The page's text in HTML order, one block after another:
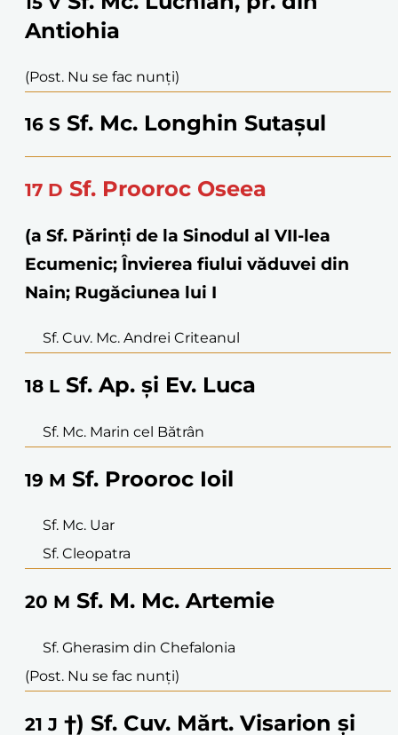
Antiohia
(Post. Nu se fac nunți)
16 S Sf. Mc. Longhin Sutașul
17 D Sf. Prooroc Oseea
(a Sf. Părinţi de la Sinodul al VII-lea
Ecumenic; Învierea fiului văduvei din
Nain; Rugăciunea lui I
Sf. Cuv. Mc. Andrei Criteanul
18 L Sf. Ap. și Ev. Luca
Sf. Mc. Marin cel Bătrân
19 M Sf. Prooroc Ioil
Sf. Mc. Uar
Sf. Cleopatra
20 M Sf. M. Mc. Artemie
Sf. Gherasim din Chefalonia
(Post. Nu se fac nunți)
21 J †) Sf. Cuv. Mărt. Visarion și